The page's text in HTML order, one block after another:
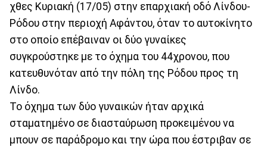
χθες Κυριακή (17/05) στην επαρχιακή οδό Λίνδου-
Ρόδου στην περιοχή Αφάντου, όταν το αυτοκίνητο
στο οποίο επέβαιναν οι δύο γυναίκες
συγκρούστηκε με το όχημα του 44χρονου, που
κατευθυνόταν από την πόλη της Ρόδου προς τη
Λίνδο.
Το όχημα των δύο γυναικών ήταν αρχικά
σταματημένο σε διασταύρωση προκειμένου να
μπουν σε παράδρομο και την ώρα που έστριβαν σε